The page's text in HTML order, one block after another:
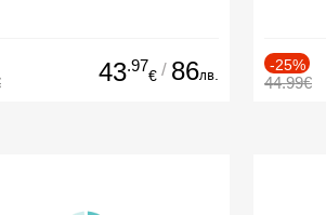
43.97
€ / 86лв.
-25%
44.99€